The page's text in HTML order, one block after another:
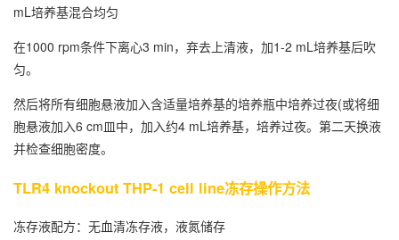
mL培养基混合均匀
在1000 rpm条件下离心3 min，弃去上清液，加1-2 mL培养基后吹
匀。
然后将所有细胞悬液加入含适量培养基的培养瓶中培养过夜(或将细
胞悬液加入6 cm皿中，加入约4 mL培养基，培养过夜。第二天换液
并检查细胞密度。
TLR4 knockout THP-1 cell line冻存操作方法
冻存液配方：无血清冻存液，液氮储存